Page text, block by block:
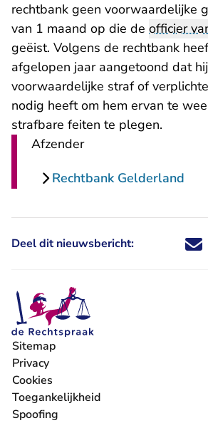
rechtbank geen voorwaardelijke
van 1 maand op die de officier
geëist. Volgens de rechtbank
afgelopen jaar aangetoond dat
voorwaardelijke straf of
nodig heeft om hem ervan te
strafbare feiten te plegen.
Afzender
Rechtbank Gelderland
Deel dit nieuwsbericht: Deel dit
Deel
Sitemap
Privacy
Cookies
Toegankelijkheid
Spoofing